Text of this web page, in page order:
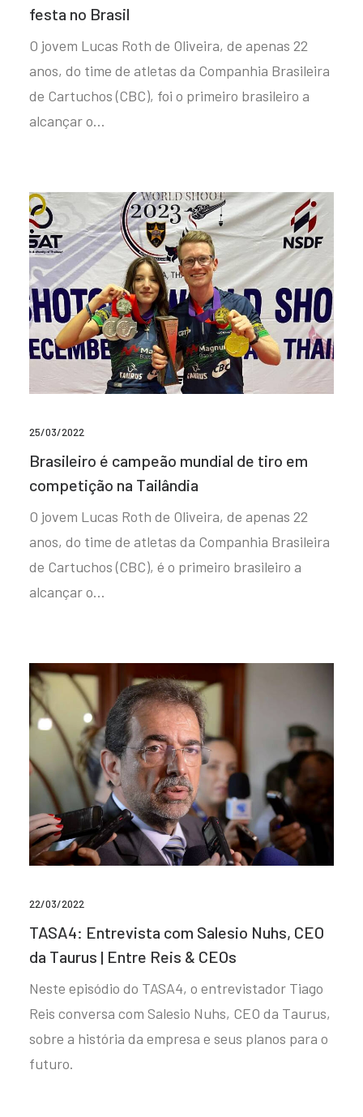
festa no Brasil
O jovem Lucas Roth de Oliveira, de apenas 22
anos, do time de atletas da Companhia Brasileira
de Cartuchos (CBC), foi o primeiro brasileiro a
alcançar o…
25/03/2022
Brasileiro é campeão mundial de tiro em
competição na Tailândia
O jovem Lucas Roth de Oliveira, de apenas 22
anos, do time de atletas da Companhia Brasileira
de Cartuchos (CBC), é o primeiro brasileiro a
alcançar o…
22/03/2022
TASA4: Entrevista com Salesio Nuhs, CEO
da Taurus | Entre Reis & CEOs
Neste episódio do TASA4, o entrevistador Tiago
Reis conversa com Salesio Nuhs, CEO da Taurus,
sobre a história da empresa e seus planos para o
futuro.